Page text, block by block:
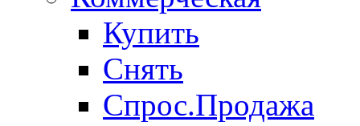
Купить
Снять
Спрос.Продажа